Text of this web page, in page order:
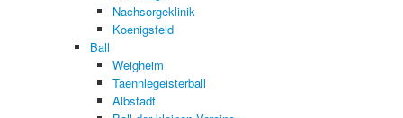
Nachsorgeklinik
Koenigsfeld
Ball
Weigheim
Taennlegeisterball
Albstadt